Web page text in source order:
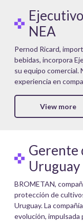
NEA
Pernod Ricard,
bebidas, incorpora
su equipo comercial.
experiencia en
View more
Gerente
Uruguay
BROMETAN,
protección de
Uruguay. La
evolución, impulsada